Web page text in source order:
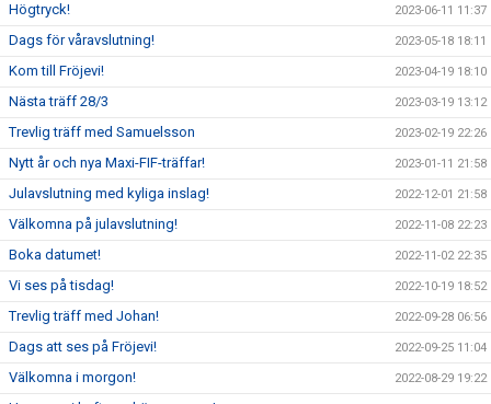
Högtryck! 2023-06-11 11:37
Dags för våravslutning! 2023-05-18 18:11
Kom till Fröjevi! 2023-04-19 18:10
Nästa träff 28/3 2023-03-19 13:12
Trevlig träff med Samuelsson 2023-02-19 22:26
Nytt år och nya Maxi-FIF-träffar! 2023-01-11 21:58
Julavslutning med kyliga inslag! 2022-12-01 21:58
Välkomna på julavslutning! 2022-11-08 22:23
Boka datumet! 2022-11-02 22:35
Vi ses på tisdag! 2022-10-19 18:52
Trevlig träff med Johan! 2022-09-28 06:56
Dags att ses på Fröjevi! 2022-09-25 11:04
Välkomna i morgon! 2022-08-29 19:22